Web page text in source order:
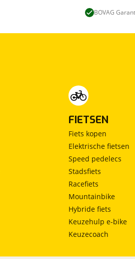
BOVAG
FIETSEN
Fiets kopen
Elektrische fietsen
Speed pedelecs
Stadsfiets
Racefiets
Mountainbike
Hybride fiets
Keuzehulp e-bike
Keuzecoach